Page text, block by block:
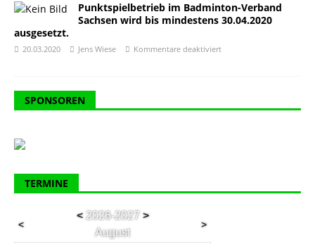
Punktspielbetrieb im Badminton-Verband
Sachsen wird bis mindestens 30.04.2020
ausgesetzt.
20.03.2020 Jens Wiese Kommentare deaktiviert
SPONSOREN
TERMINE
<
<2026-2027 >
August
>